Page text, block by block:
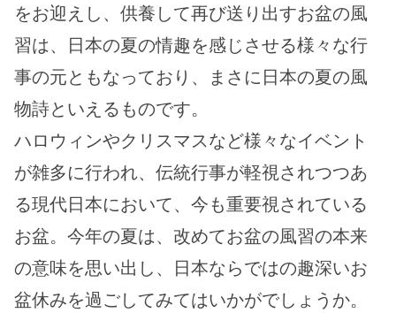
をお迎えし、供養して再び送り出すお盆の風
習は、日本の夏の情趣を感じさせる様々な行
事の元ともなっており、まさに日本の夏の風
物詩といえるものです。
ハロウィンやクリスマスなど様々なイベント
が雑多に行われ、伝統行事が軽視されつつあ
る現代日本において、今も重要視されている
お盆。今年の夏は、改めてお盆の風習の本来
の意味を思い出し、日本ならではの趣深いお
盆休みを過ごしてみてはいかがでしょうか。